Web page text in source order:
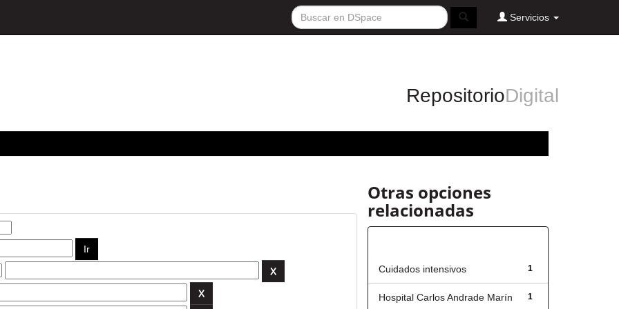
Servicios
RepositorioDigital
Otras opciones
relacionadas
1
Cuidados intensivos
1
Hospital Carlos Andrade Marín